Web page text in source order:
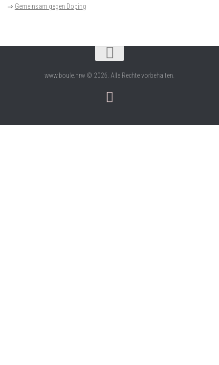
⇒ Gemeinsam gegen Doping
www.boule.nrw © 2026. Alle Rechte vorbehalten.